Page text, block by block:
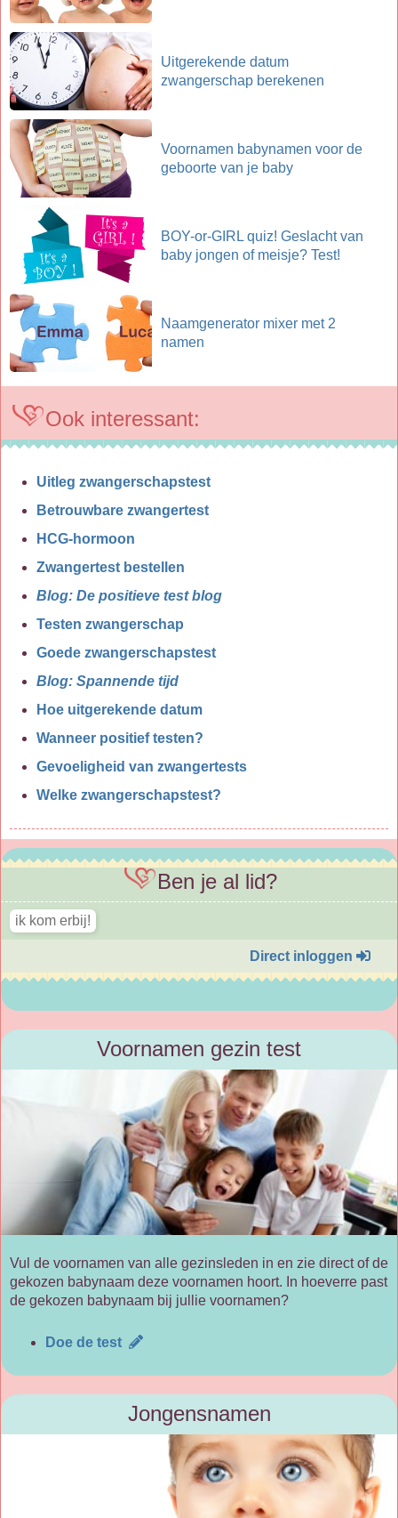
Uitgerekende datum
zwangerschap berekenen
Voornamen babynamen voor de
geboorte van je baby
BOY-or-GIRL quiz! Geslacht van
baby jongen of meisje? Test!
Naamgenerator mixer met 2
namen
Ook interessant:
Uitleg zwangerschapstest
Betrouwbare zwangertest
HCG-hormoon
Zwangertest bestellen
Blog: De positieve test blog
Testen zwangerschap
Goede zwangerschapstest
Blog: Spannende tijd
Hoe uitgerekende datum
Wanneer positief testen?
Gevoeligheid van zwangertests
Welke zwangerschapstest?
Ben je al lid?
Direct inloggen
Voornamen gezin test
Vul de voornamen van alle gezinsleden in en zie direct of de
gekozen babynaam deze voornamen hoort. In hoeverre past
de gekozen babynaam bij jullie voornamen?
Doe de test
Jongensnamen